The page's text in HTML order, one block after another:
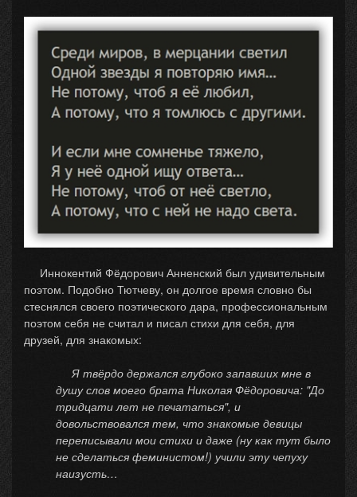
Иннокентий Фёдорович Анненский был удивительным
поэтом. Подобно Тютчеву, он долгое время словно бы
стеснялся своего поэтического дара, профессиональным
поэтом себя не считал и писал стихи для себя, для
друзей, для знакомых:
Я твёрдо держался глубоко запавших мне в
душу слов моего брата Николая Фёдоровича: "До
тридцати лет не печататься", и
довольствовался тем, что знакомые девицы
переписывали мои стихи и даже (ну как тут было
не сделаться феминистом!) учили эту чепуху
наизусть…